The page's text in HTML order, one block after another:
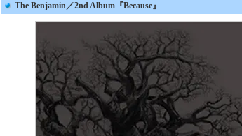
The Benjamin／2nd Album『Because』